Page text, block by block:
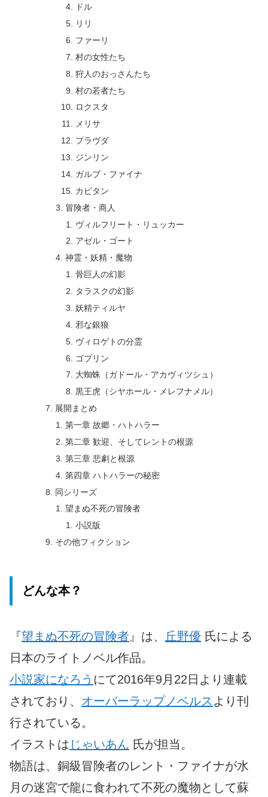
ドル
リリ
ファーリ
村の女性たち
狩人のおっさんたち
村の若者たち
ロクスタ
メリサ
プラヴダ
ジンリン
ガルブ・ファイナ
カピタン
冒険者・商人
ヴィルフリート・リュッカー
アゼル・ゴート
神霊・妖精・魔物
骨巨人の幻影
タラスクの幻影
妖精ティルヤ
邪な銀狼
ヴィロゲトの分霊
ゴブリン
大蜘蛛（ガドール・アカヴィツシュ）
黒王虎（シヤホール・メレフナメル）
展開まとめ
第一章 故郷・ハトハラー
第二章 歓迎、そしてレントの根源
第三章 悲劇と根源
第四章 ハトハラーの秘密
同シリーズ
望まぬ不死の冒険者
小説版
その他フィクション
どんな本？
『望まぬ不死の冒険者 』は、 丘野優 氏による
日本のライトノベル作品。
小説家になろう にて2016年9月22日より連載
されており、 オーバーラップノベルス より刊
行されている。
イラストは じゃいあん 氏が担当。
物語は、銅級冒険者のレント・ファイナが水
月の迷宮で龍に食われて不死の魔物として蘇